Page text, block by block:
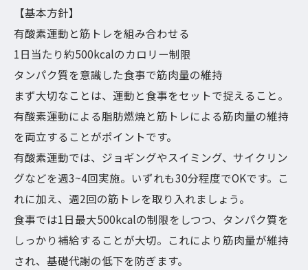
【基本方針】
有酸素運動と筋トレを組み合わせる
1日当たり約500kcalのカロリー制限
タンパク質を意識した食事で筋肉量の維持
まず大切なことは、運動と食事をセットで捉えること。
有酸素運動による脂肪燃焼と筋トレによる筋肉量の維持
を両立することがポイントです。
有酸素運動では、ジョギングやスイミング、サイクリン
グなどを週3~4回実施。いずれも30分程度でOKです。こ
れに加え、週2回の筋トレを取り入れましょう。
食事では1日最大500kcalの制限をしつつ、タンパク質を
しっかり補給することが大切。これにより筋肉量が維持
され、基礎代謝の低下を防ぎます。